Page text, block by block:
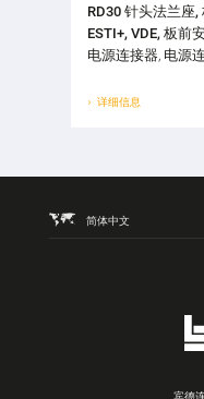
RD30 针头法兰座,
ESTI+, VDE, 板前
电源连接器, 电源
详细信息
简体中文